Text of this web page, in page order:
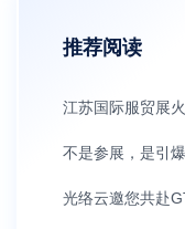
推荐阅读